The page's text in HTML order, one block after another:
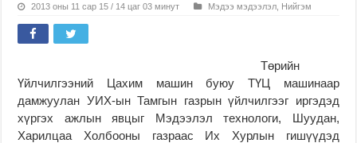
2013 оны 11 сар 15 / 14 цаг 03 минут Мэдээ мэдээлэл Нийгэм
Төрийн
Үйлчилгээний Цахим машин буюу ТҮЦ машинаар
дамжуулан УИХ-ын Тамгын газрын үйлчилгээг иргэдэд
хүргэх ажлын явцыг Мэдээлэл технологи, Шуудан,
Харилцаа Холбооны газраас Их Хурлын гишүүдэд